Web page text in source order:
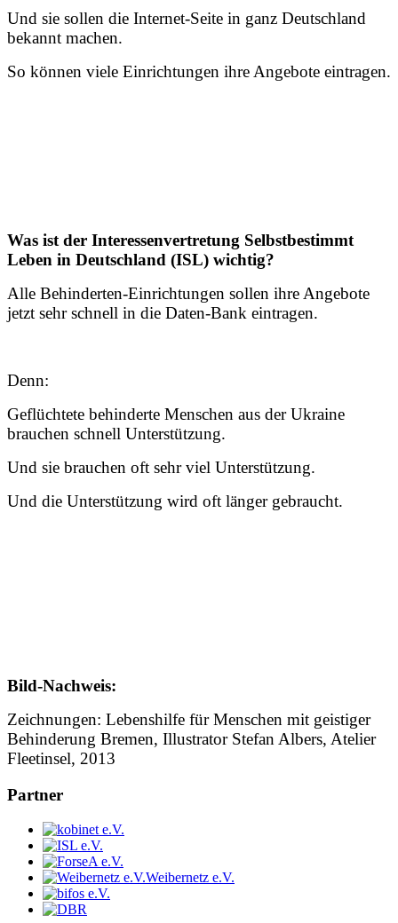
Und sie sollen die Internet-Seite in ganz Deutschland
bekannt machen.
So können viele Einrichtungen ihre Angebote eintragen.
Was ist der Interessenvertretung Selbstbestimmt
Leben in Deutschland (ISL) wichtig?
Alle Behinderten-Einrichtungen sollen ihre Angebote
jetzt sehr schnell in die Daten-Bank eintragen.
Denn:
Geflüchtete behinderte Menschen aus der Ukraine
brauchen schnell Unterstützung.
Und sie brauchen oft sehr viel Unterstützung.
Und die Unterstützung wird oft länger gebraucht.
Bild-Nachweis:
Zeichnungen: Lebenshilfe für Menschen mit geistiger
Behinderung Bremen, Illustrator Stefan Albers, Atelier
Fleetinsel, 2013
Partner
Weibernetz e.V.